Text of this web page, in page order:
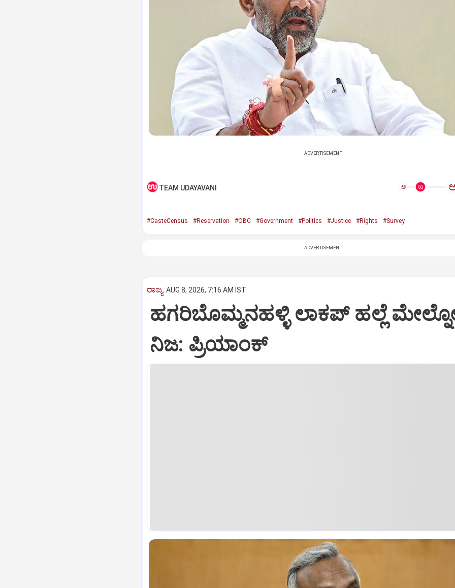
ADVERTISEMENT
TEAM UDAYAVANI ಅ
#CasteCensus #Reservation #OBC #Government #Politics #Justice #Rights #Survey
ADVERTISEMENT
ರಾಜ್ಯ AUG 8, 2026, 7:16 AM IST
ಹಗರಿಬೊಮ್ಮನಹಳ್ಳಿ ಲಾಕಪ್‌ ಹಲ್ಲೆ
ನಿಜ: ಪ್ರಿಯಾಂಕ್‌